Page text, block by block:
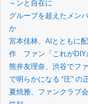
～ンと自在に
グループを超えたメン
か
宮本佳林、AIとともに
作 ファン「これがDIY
熊井友理奈、渋谷でフ
で明らかになる “圧” の
夏焼雅、ファンクラブ